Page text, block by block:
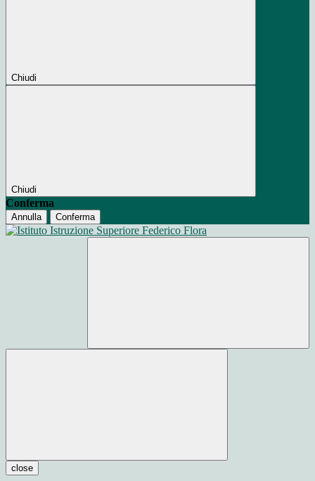
Chiudi
Chiudi
Conferma
Annulla Conferma
close